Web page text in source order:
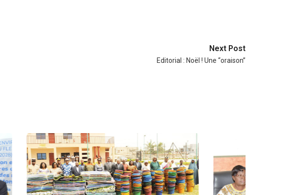
Next Post
Editorial : Noël ! Une “oraison”